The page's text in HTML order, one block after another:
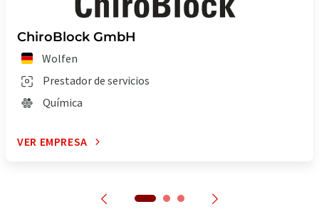
ChiroBlock GmbH
Wolfen
Prestador de servicios
Química
VER EMPRESA